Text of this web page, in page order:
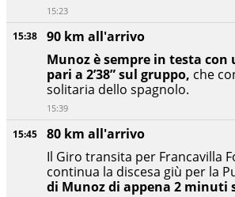
15:45
80 km all'arrivo
Il Giro transita per Francavilla
continua la discesa giù per la
di Munoz di appena 2 minuti
15:38
90 km all'arrivo
Munoz è sempre in testa con
pari a 2’38” sul gruppo, che
solitaria dello spagnolo.
15:39
15:23